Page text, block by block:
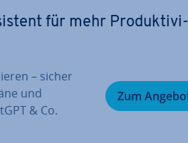
für mehr Pro­duk­ti­vi­
– sicher
und
& Co.
Zum